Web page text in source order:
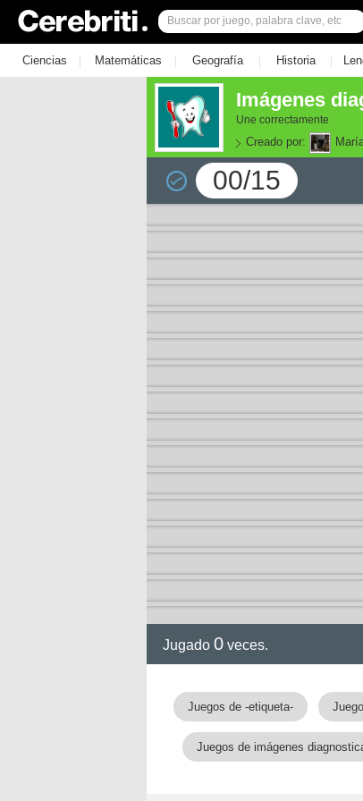
Ciencias | Matemáticas | Geografía | Historia |
Imágenes
Une correctamente
Creado por:
00/15
Jugado 0 veces.
Juegos de -etiqueta-
Juegos de imágenes